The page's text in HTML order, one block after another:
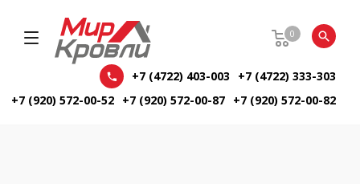
0
+7 (4722) 403-003
+7 (4722) 333-303
+7 (920) 572-00-52 +7 (920) 572-00-87 +7 (920) 572-00-82